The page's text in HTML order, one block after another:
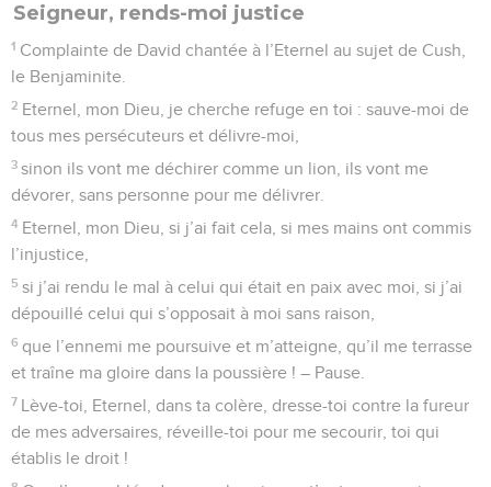
Seigneur, rends-moi justice
1 Complainte de David chantée à l’Eternel au sujet de Cush,
le Benjaminite.
2 Eternel, mon Dieu, je cherche refuge en toi : sauve-moi de
tous mes persécuteurs et délivre-moi,
3 sinon ils vont me déchirer comme un lion, ils vont me
dévorer, sans personne pour me délivrer.
4 Eternel, mon Dieu, si j’ai fait cela, si mes mains ont commis
l’injustice,
5 si j’ai rendu le mal à celui qui était en paix avec moi, si j’ai
dépouillé celui qui s’opposait à moi sans raison,
6 que l’ennemi me poursuive et m’atteigne, qu’il me terrasse
et traîne ma gloire dans la poussière ! – Pause.
7 Lève-toi, Eternel, dans ta colère, dresse-toi contre la fureur
de mes adversaires, réveille-toi pour me secourir, toi qui
établis le droit !